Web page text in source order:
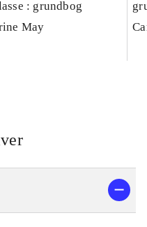
: grundbog
May